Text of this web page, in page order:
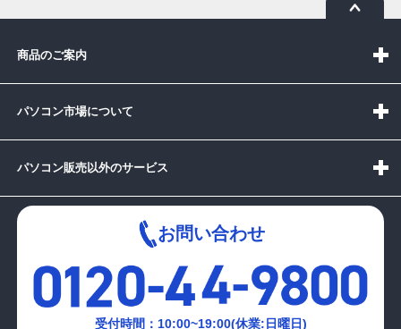
商品のご案内
パソコン市場について
パソコン販売以外のサービス
お問い合わせ
受付時間：10:00~19:00(休業:日曜日)